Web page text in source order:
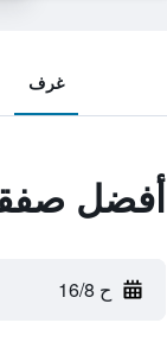
غرف
أفضل
ح 16/8